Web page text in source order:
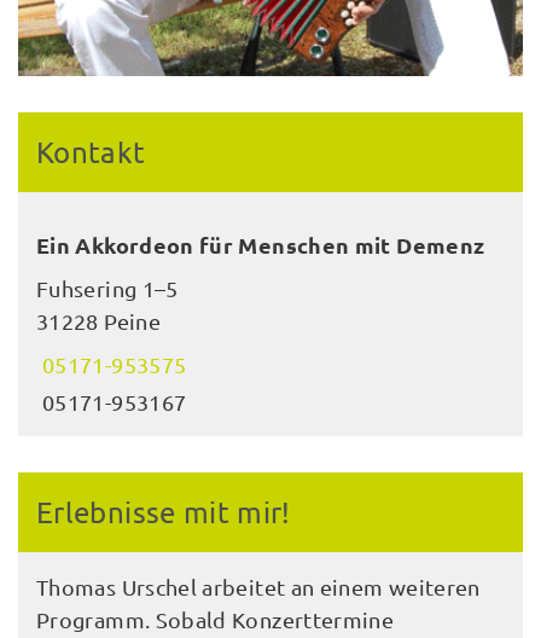
Kontakt
Ein Akkordeon für Menschen mit Demenz
Fuhsering 1–5
31228 Peine
05171-953575
05171-953167
Erlebnisse mit mir!
Thomas Urschel arbeitet an einem weiteren
Programm. Sobald Konzerttermine